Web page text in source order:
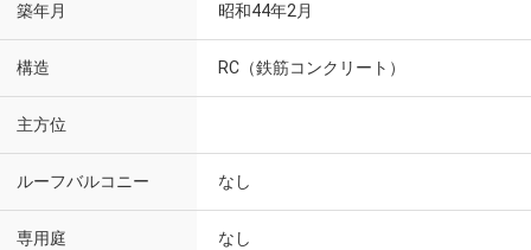
築年月 昭和44年2月
構造 RC（鉄筋コンクリート）
主方位
ルーフバルコニー なし
専用庭 なし